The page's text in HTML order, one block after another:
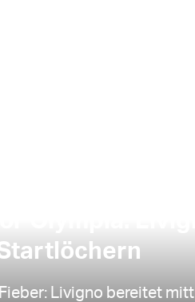
Livigno bereitet mitt